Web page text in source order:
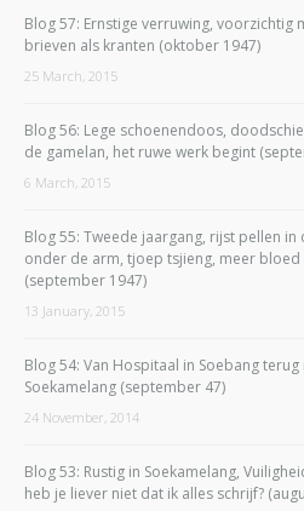
Blog 57: Ernstige verruwing, voorzichtig
brieven als kranten (oktober 1947)
25 March, 2015
Blog 56: Lege schoenendoos,
de gamelan, het ruwe werk begint
6 March, 2015
Blog 55: Tweede jaargang, rijst pellen
onder de arm, tjoep tsjieng, meer
(september 1947)
13 January, 2015
Blog 54: Van Hospitaal in Soebang
Soekamelang (september 47)
24 November, 2014
Blog 53: Rustig in Soekamelang,
heb je liever niet dat ik alles schrijf?